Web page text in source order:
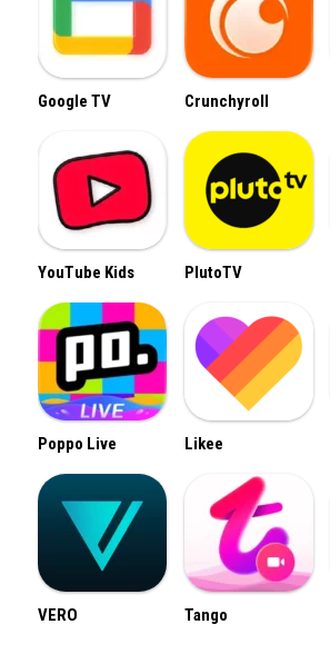
Google TV Crunchyroll
YouTube Kids PlutoTV
Poppo Live Likee
VERO Tango